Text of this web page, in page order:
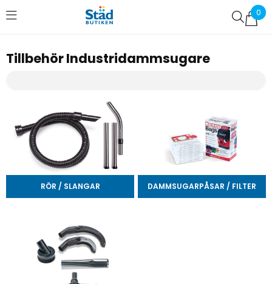
0
Favoriter (0)
Tillbehör Industridammsugare
RÖR / SLANGAR DAMMSUGARPÅSAR / FILTER